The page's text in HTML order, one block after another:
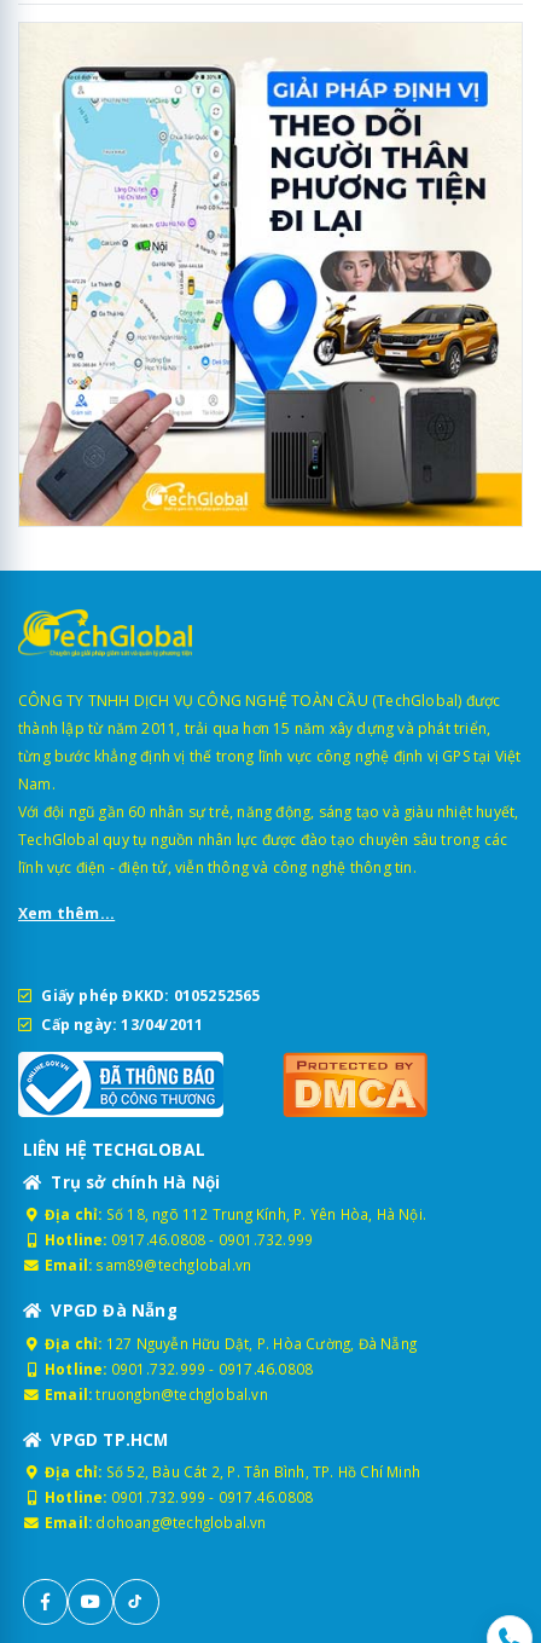
CÔNG TY TNHH DỊCH VỤ CÔNG NGHỆ TOÀN CẦU (TechGlobal) được
thành lập từ năm 2011, trải qua hơn 15 năm xây dựng và phát triển,
từng bước khẳng định vị thế trong lĩnh vực công nghệ định vị GPS tại Việt
Nam.
Với đội ngũ gần 60 nhân sự trẻ, năng động, sáng tạo và giàu nhiệt huyết,
TechGlobal quy tụ nguồn nhân lực được đào tạo chuyên sâu trong các
lĩnh vực điện - điện tử, viễn thông và công nghệ thông tin.
Xem thêm...
Giấy phép ĐKKD: 0105252565
Cấp ngày: 13/04/2011
LIÊN HỆ TECHGLOBAL
Trụ sở chính Hà Nội
Địa chỉ: Số 18, ngõ 112 Trung Kính, P. Yên Hòa, Hà Nội.
Hotline: 0917.46.0808- 0901.732.999
Email: sam89@techglobal.vn
VPGD Đà Nẵng
Địa chỉ: 127 Nguyễn Hữu Dật, P. Hòa Cường, Đà Nẵng
Hotline: 0901.732.999 - 0917.46.0808
Email: truongbn@techglobal.vn
VPGD TP.HCM
Địa chỉ: Số 52, Bàu Cát 2, P. Tân Bình, TP. Hồ Chí Minh
Hotline: 0901.732.999 - 0917.46.0808
Email: dohoang@techglobal.vn